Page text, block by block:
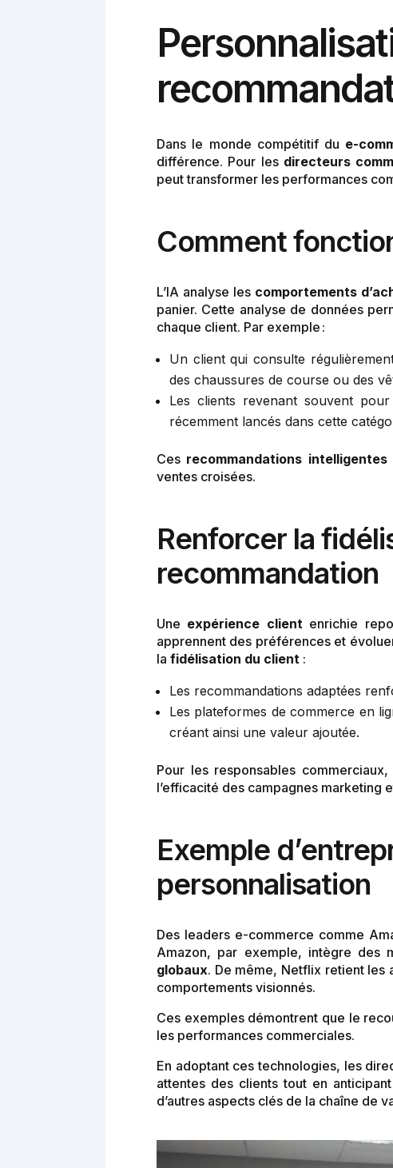
Dans le monde compétitif du e-
différence. Pour les directeurs
peut transformer les performances
Comment
L’IA analyse les comportements
panier. Cette analyse de données
chaque client. Par exemple :
Un client qui consulte
des chaussures de course ou des
Les clients revenant souvent
récemment lancés dans cette
Ces recommandations intelligentes
ventes croisées.
Renforcer la
recommandation
Une expérience client enrichie
apprennent des préférences et
la fidélisation du client :
Les recommandations adaptées
Les plateformes de commerce en
créant ainsi une valeur ajoutée.
Pour les responsables
l’efficacité des campagnes marketing
Exemple
personnalisation
Des leaders e-commerce comme
Amazon, par exemple, intègre des
globaux. De même, Netflix retient les
comportements visionnés.
Ces exemples démontrent que le
les performances commerciales.
En adoptant ces technologies, les
attentes des clients tout en
d’autres aspects clés de la chaîne de